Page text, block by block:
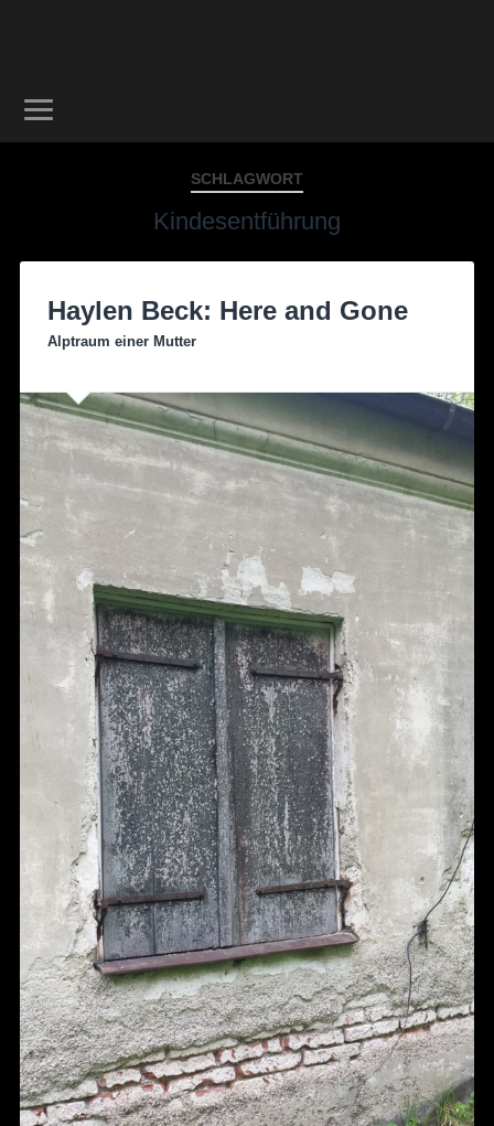
SCHLAGWORT
Kindesentführung
Haylen Beck: Here and Gone
Alptraum einer Mutter